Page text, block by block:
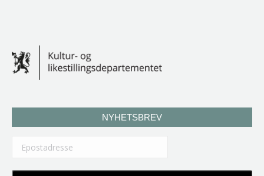
NYHETSBREV